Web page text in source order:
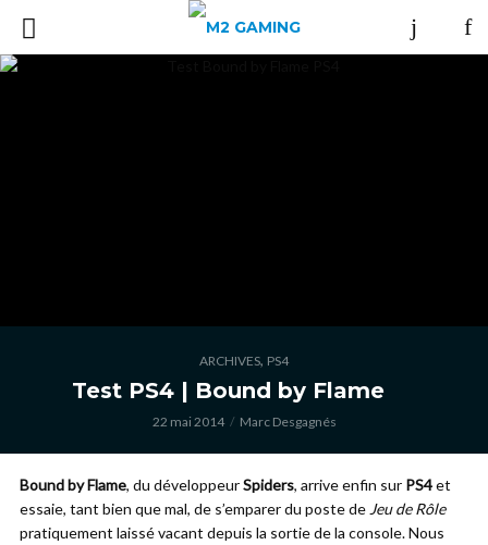
ARCHIVES, PS4
Test PS4 | Bound by Flame
22 mai 2014 Marc Desgagnés
Bound by Flame, du développeurSpiders, arrive enfin sur PS4et
essaie, tant bien que mal, de s’emparer du poste de Jeu de Rôle
pratiquement laissé vacant depuis la sortie de la console. Nous